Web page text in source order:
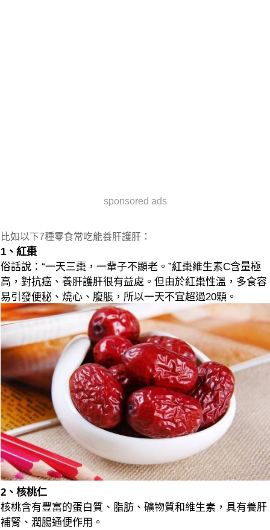
sponsored ads
比如以下7種零食常吃能養肝護肝：
1、紅棗
俗話說：“一天三棗，一輩子不顯老。”紅棗維生素C含量極
高，對抗癌、養肝護肝很有益處。但由於紅棗性溫，多食容
易引發便秘、燒心、腹脹，所以一天不宜超過20顆。
2、核桃仁
核桃含有豐富的蛋白質、脂肪、礦物質和維生素，具有養肝
補腎、潤腸通便作用。